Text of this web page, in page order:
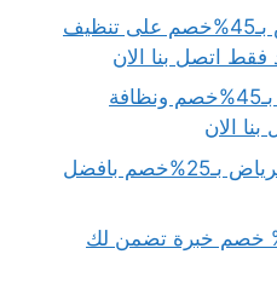
شركة تنظيف بيوت بالرياض بـ45%خصم على تنظيف
فقط اتصل بنا الان
شركة تنظيف منازل بالخرج بـ45%خصم ونظافة
نشتري الاثاث المستعمل بالرياض بـ25%خصم بافضل
شاطر بالرياض بـ25% خصم خبرة تضمن لك